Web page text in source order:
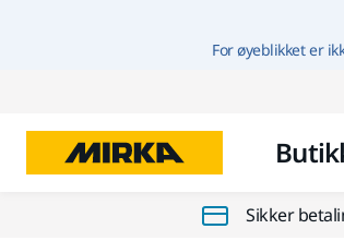
For øyeblikket er
Sikker